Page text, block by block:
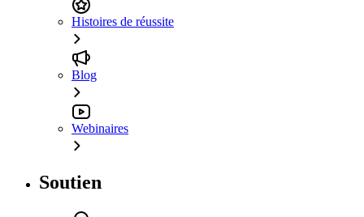
Histoires de réussite
Blog
Webinaires
Soutien